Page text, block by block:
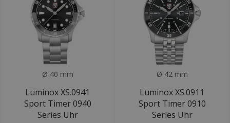
Ø 40 mm
Luminox XS.0941
Sport Timer 0940
Series Uhr
Ø 42 mm
Luminox XS.0911
Sport Timer 0910
Series Uhr